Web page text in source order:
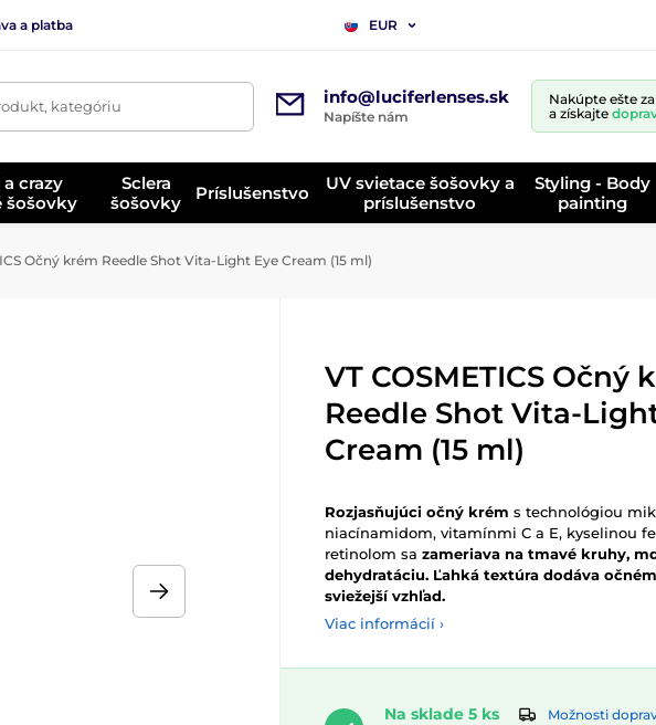
a platba EUR
kategóriu info@luciferlenses.sk
Napíšte nám
Nakúpte ešte za
a získajte
crazy
šošovky
Sclera
šošovky
Príslušenstvo
UV svietace šošovky a
príslušenstvo
Styling - Body
painting
Očný krém Reedle Shot Vita-Light Eye Cream (15 ml)
VT COSMETICS Očný
Reedle Shot Vita-
Cream (15 ml)
Rozjasňujúci očný krém s technológiou
niacínamidom, vitamínmi C a E, kyselinou
retinolom sa zameriava na tmavé kruhy,
dehydratáciu. Ľahká textúra dodáva
sviežejší vzhľad.
Viac informácií ›
Na sklade 5 ks
Možnosti